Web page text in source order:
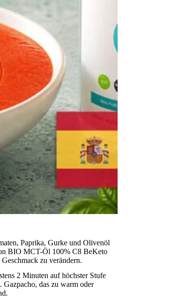
Paprika, Gurke und Olivenöl
BIO MCT-Öl 100% C8 BeKeto
zu verändern.
2 Minuten auf höchster Stufe
Gazpacho, das zu warm oder